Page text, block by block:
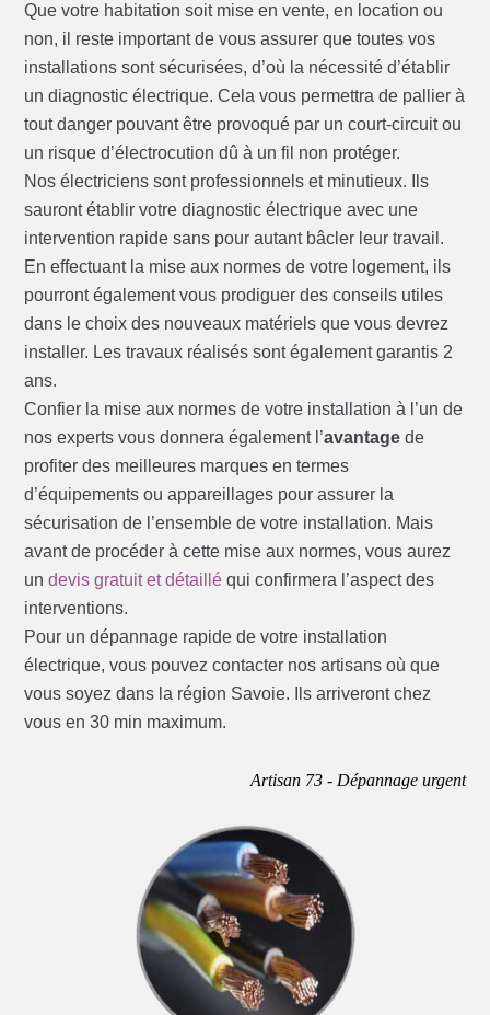
Que votre habitation soit mise en vente, en location ou
non, il reste important de vous assurer que toutes vos
installations sont sécurisées, d’où la nécessité d’établir
un diagnostic électrique. Cela vous permettra de pallier à
tout danger pouvant être provoqué par un court-circuit ou
un risque d’électrocution dû à un fil non protéger.
Nos électriciens sont professionnels et minutieux. Ils
sauront établir votre diagnostic électrique avec une
intervention rapide sans pour autant bâcler leur travail.
En effectuant la mise aux normes de votre logement, ils
pourront également vous prodiguer des conseils utiles
dans le choix des nouveaux matériels que vous devrez
installer. Les travaux réalisés sont également garantis 2
ans.
Confier la mise aux normes de votre installation à l’un de
nos experts vous donnera également l’avantage de
profiter des meilleures marques en termes
d’équipements ou appareillages pour assurer la
sécurisation de l’ensemble de votre installation. Mais
avant de procéder à cette mise aux normes, vous aurez
undevis gratuit et détaillé qui confirmera l’aspect des
interventions.
Pour un dépannage rapide de votre installation
électrique, vous pouvez contacter nos artisans où que
vous soyez dans la région Savoie. Ils arriveront chez
vous en 30 min maximum.
Artisan 73 - Dépannage urgent